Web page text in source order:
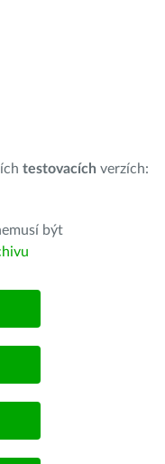
testovacích verzích:
být